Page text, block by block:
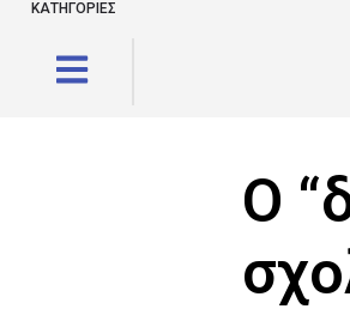
ΚΑΤΗΓΟΡΙΕΣ
Ο